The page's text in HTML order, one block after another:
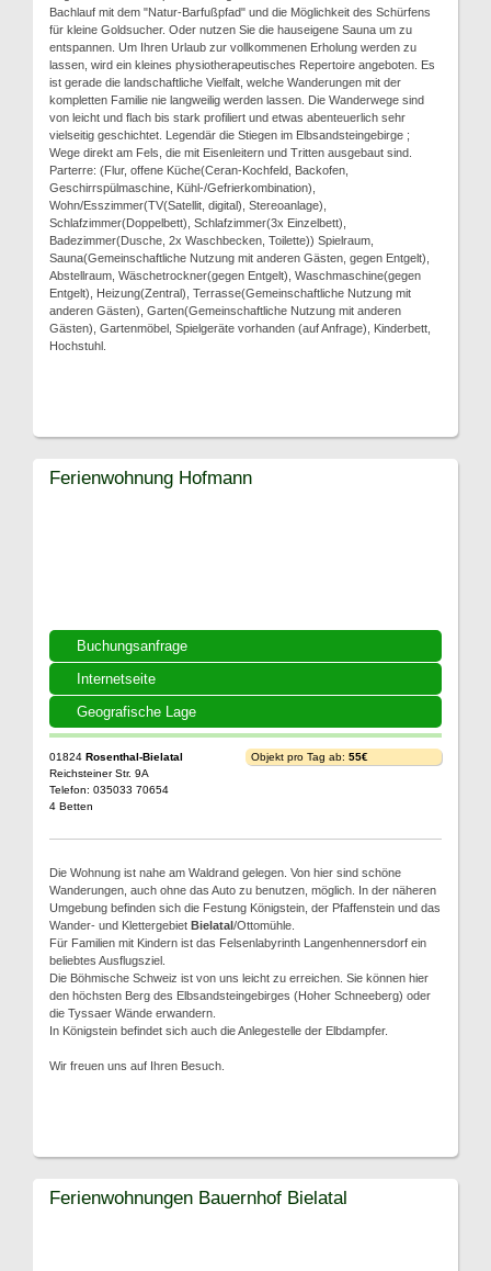
Bachlauf mit dem "Natur-Barfußpfad" und die Möglichkeit des Schürfens
für kleine Goldsucher. Oder nutzen Sie die hauseigene Sauna um zu
entspannen. Um Ihren Urlaub zur vollkommenen Erholung werden zu
lassen, wird ein kleines physiotherapeutisches Repertoire angeboten. Es
ist gerade die landschaftliche Vielfalt, welche Wanderungen mit der
kompletten Familie nie langweilig werden lassen. Die Wanderwege sind
von leicht und flach bis stark profiliert und etwas abenteuerlich sehr
vielseitig geschichtet. Legendär die Stiegen im Elbsandsteingebirge ;
Wege direkt am Fels, die mit Eisenleitern und Tritten ausgebaut sind.
Parterre: (Flur, offene Küche(Ceran-Kochfeld, Backofen,
Geschirrspülmaschine, Kühl-/Gefrierkombination),
Wohn/Esszimmer(TV(Satellit, digital), Stereoanlage),
Schlafzimmer(Doppelbett), Schlafzimmer(3x Einzelbett),
Badezimmer(Dusche, 2x Waschbecken, Toilette)) Spielraum,
Sauna(Gemeinschaftliche Nutzung mit anderen Gästen, gegen Entgelt),
Abstellraum, Wäschetrockner(gegen Entgelt), Waschmaschine(gegen
Entgelt), Heizung(Zentral), Terrasse(Gemeinschaftliche Nutzung mit
anderen Gästen), Garten(Gemeinschaftliche Nutzung mit anderen
Gästen), Gartenmöbel, Spielgeräte vorhanden (auf Anfrage), Kinderbett,
Hochstuhl.
Buchungsanfrage
Internetseite
Geografische Lage
Ferienwohnung Hofmann
01824 Rosenthal-Bielatal
Reichsteiner Str. 9A
Telefon: 035033 70654
4 Betten
Objekt pro Tag ab: 55€
Die Wohnung ist nahe am Waldrand gelegen. Von hier sind schöne
Wanderungen, auch ohne das Auto zu benutzen, möglich. In der näheren
Umgebung befinden sich die Festung Königstein, der Pfaffenstein und das
Wander- und Klettergebiet Bielatal/Ottomühle.
Für Familien mit Kindern ist das Felsenlabyrinth Langenhennersdorf ein
beliebtes Ausflugsziel.
Die Böhmische Schweiz ist von uns leicht zu erreichen. Sie können hier
den höchsten Berg des Elbsandsteingebirges (Hoher Schneeberg) oder
die Tyssaer Wände erwandern.
In Königstein befindet sich auch die Anlegestelle der Elbdampfer.
Wir freuen uns auf Ihren Besuch.
Ferienwohnungen Bauernhof Bielatal